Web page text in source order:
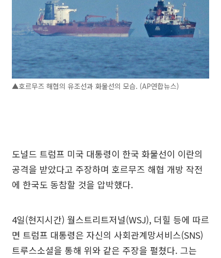
▲호르무즈 해협의 유조선과 화물선의 모습. (AP연합뉴스)
도널드 트럼프 미국 대통령이 한국 화물선이 이란의
공격을 받았다고 주장하며 호르무즈 해협 개방 작전
에 한국도 동참할 것을 압박했다.
4일(현지시간) 월스트리트저널(WSJ), 더힐 등에 따르
면 트럼프 대통령은 자신의 사회관계망서비스(SNS)
트루스소셜을 통해 위와 같은 주장을 펼쳤다. 그는